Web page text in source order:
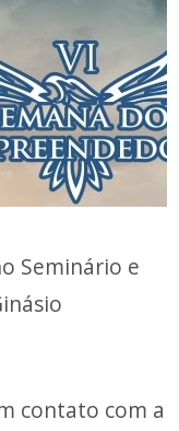
Seminário e
contato com a